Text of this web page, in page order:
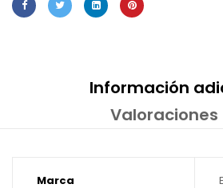
Información
Marca